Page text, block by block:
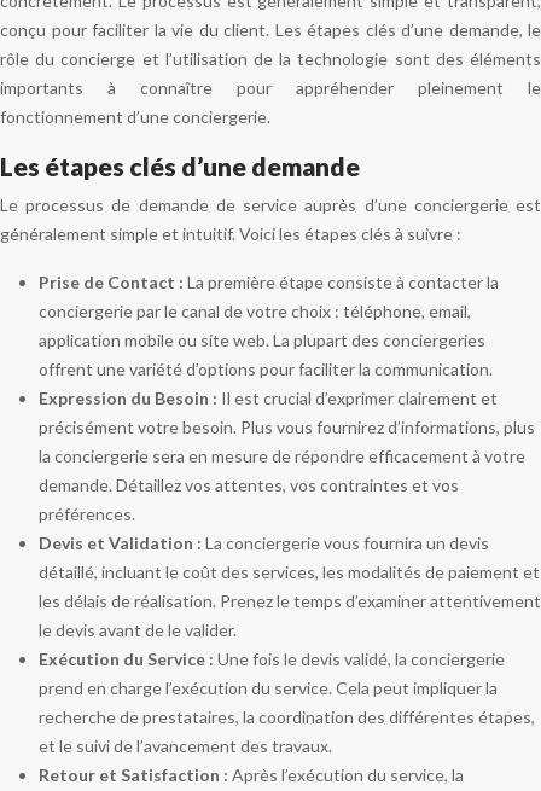
conçu pour faciliter la vie du client. Les étapes clés d’une demande, le
rôle du concierge et l’utilisation de la technologie sont des éléments
importants à connaître pour appréhender pleinement le
fonctionnement d’une conciergerie.
Les étapes clés d’une demande
Le processus de demande de service auprès d’une conciergerie est
généralement simple et intuitif. Voici les étapes clés à suivre :
Prise de Contact : La première étape consiste à contacter la
conciergerie par le canal de votre choix : téléphone, email,
application mobile ou site web. La plupart des conciergeries
offrent une variété d’options pour faciliter la communication.
Expression du Besoin : Il est crucial d’exprimer clairement et
précisément votre besoin. Plus vous fournirez d’informations, plus
la conciergerie sera en mesure de répondre efficacement à votre
demande. Détaillez vos attentes, vos contraintes et vos
préférences.
Devis et Validation : La conciergerie vous fournira un devis
détaillé, incluant le coût des services, les modalités de paiement et
les délais de réalisation. Prenez le temps d’examiner attentivement
le devis avant de le valider.
Exécution du Service : Une fois le devis validé, la conciergerie
prend en charge l’exécution du service. Cela peut impliquer la
recherche de prestataires, la coordination des différentes étapes,
et le suivi de l’avancement des travaux.
Retour et Satisfaction : Après l’exécution du service, la